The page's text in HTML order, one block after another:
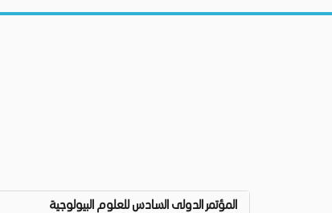
المؤتمر الدولى السادس للعلوم البيولوجية